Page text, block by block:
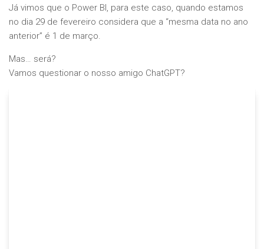
Já vimos que o Power BI, para este caso, quando estamos
no dia 29 de fevereiro considera que a “mesma data no ano
anterior” é 1 de março.
Mas… será?
Vamos questionar o nosso amigo ChatGPT?